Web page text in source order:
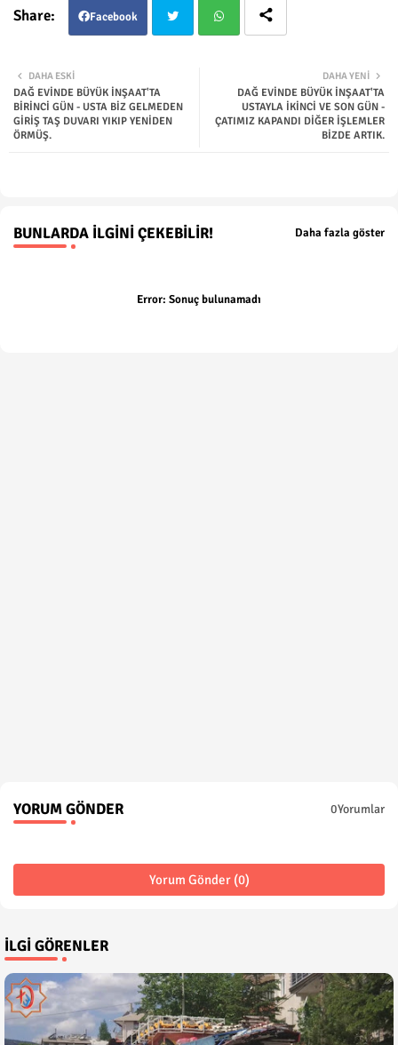
Facebook
DAHA YENI
DAĞ EVİNDE BÜYÜK İNŞAAT'TA
USTAYLA İKİNCİ VE SON GÜN -
ÇATIMIZ KAPANDI DİĞER İŞLEMLER
BİZDE ARTIK.
DAHA ESKI
DAĞ EVİNDE BÜYÜK İNŞAAT'TA
BİRİNCİ GÜN - USTA BİZ GELMEDEN
GİRİŞ TAŞ DUVARI YIKIP YENİDEN
ÖRMÜŞ.
BUNLARDA İLGINI ÇEKEBILIR! Daha fazla göster
Error: Sonuç bulunamadı
YORUM GÖNDER 0Yorumlar
Yorum Gönder (0)
İLGI GÖRENLER